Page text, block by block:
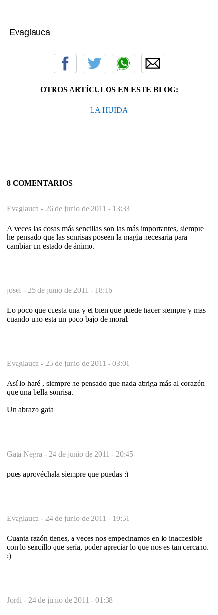
Evaglauca
OTROS ARTÍCULOS EN ESTE BLOG:
LA HUIDA
8 COMENTARIOS
Evaglauca - 26 de junio de 2011 - 13:33
A veces las cosas más sencillas son las más importantes, siempre
he pensado que las sonrisas poseen la magia necesaria para
cambiar un estado de ánimo.
josef - 25 de junio de 2011 - 18:16
Lo poco que cuesta una y el bien que puede hacer siempre y mas
cuando uno esta un poco bajo de moral.
Evaglauca - 25 de junio de 2011 - 03:01
Así lo haré , siempre he pensado que nada abriga más al corazón
que una bella sonrisa.
Un abrazo gata
Gata Negra - 24 de junio de 2011 - 20:45
pues aprovéchala siempre que puedas :)
Evaglauca - 24 de junio de 2011 - 19:51
Cuanta razón tienes, a veces nos empecinamos en lo inaccesible
con lo sencillo que sería, poder apreciar lo que nos es tan cercano.
;)
Jordi - 24 de junio de 2011 - 01:38